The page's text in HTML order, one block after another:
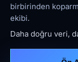
birbirinden
ekibi.
Daha doğru veri,